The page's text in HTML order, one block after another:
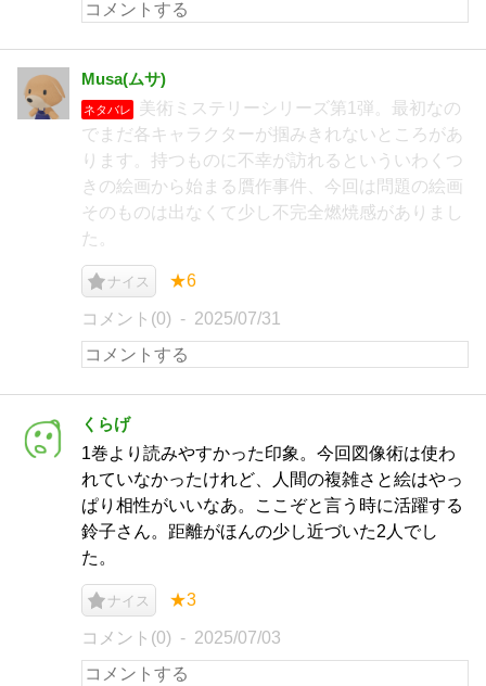
Musa(ムサ)
ネタバレ
美術ミステリーシリーズ第1弾。最初なの
でまだ各キャラクターが掴みきれないところがあ
ります。持つものに不幸が訪れるといういわくつ
きの絵画から始まる贋作事件、今回は問題の絵画
そのものは出なくて少し不完全燃焼感がありまし
た。
ナイス ★6
コメント(0) 2025/07/31
くらげ
1巻より読みやすかった印象。今回図像術は使わ
れていなかったけれど、人間の複雑さと絵はやっ
ぱり相性がいいなあ。ここぞと言う時に活躍する
鈴子さん。距離がほんの少し近づいた2人でし
た。
ナイス ★3
コメント(0) 2025/07/03